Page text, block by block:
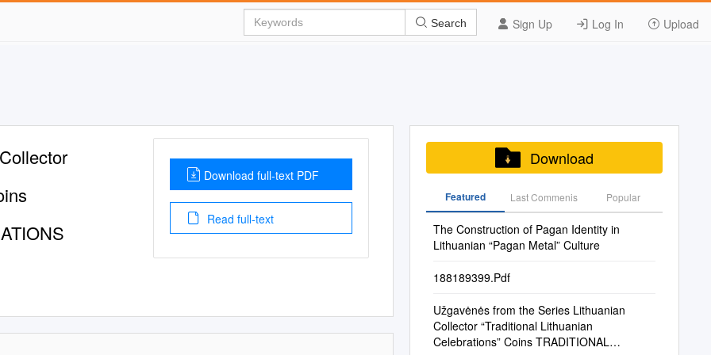
Sign Up Log In Upload
Search
Download full-text PDF
Read full-text
Download
Featured Last Commenis Popular
The Construction of Pagan Identity in
Lithuanian “Pagan Metal” Culture
188189399.Pdf
Užgavėnės from the Series Lithuanian
Collector “Traditional Lithuanian
Celebrations” Coins TRADITIONAL